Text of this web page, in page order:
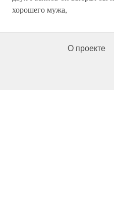
хорошего мужа,
О проекте